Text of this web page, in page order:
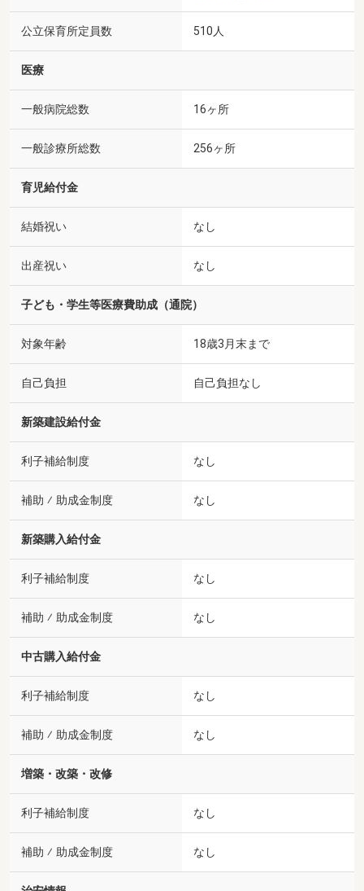
公立保育所定員数 510人
医療
一般病院総数 16ヶ所
一般診療所総数 256ヶ所
育児給付金
結婚祝い なし
出産祝い なし
子ども・学生等医療費助成（通院）
対象年齢 18歳3月末まで
自己負担 自己負担なし
新築建設給付金
利子補給制度 なし
補助 ⁄ 助成金制度 なし
新築購入給付金
利子補給制度 なし
補助 ⁄ 助成金制度 なし
中古購入給付金
利子補給制度 なし
補助 ⁄ 助成金制度 なし
増築・改築・改修
利子補給制度 なし
補助 ⁄ 助成金制度 なし